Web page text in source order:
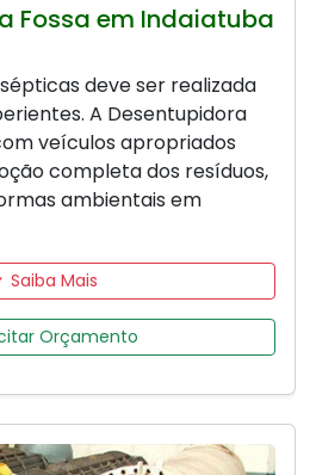
Fossa em Indaiatuba
deve ser realizada
A Desentupidora
veículos apropriados
completa dos resíduos,
ambientais em
Saiba Mais
Orçamento